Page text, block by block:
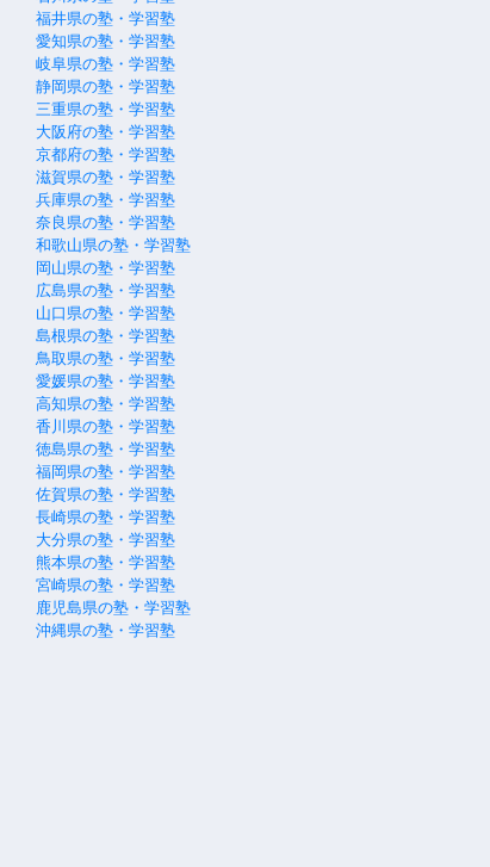
福井県の塾・学習塾
愛知県の塾・学習塾
岐阜県の塾・学習塾
静岡県の塾・学習塾
三重県の塾・学習塾
大阪府の塾・学習塾
京都府の塾・学習塾
滋賀県の塾・学習塾
兵庫県の塾・学習塾
奈良県の塾・学習塾
和歌山県の塾・学習塾
岡山県の塾・学習塾
広島県の塾・学習塾
山口県の塾・学習塾
島根県の塾・学習塾
鳥取県の塾・学習塾
愛媛県の塾・学習塾
高知県の塾・学習塾
香川県の塾・学習塾
徳島県の塾・学習塾
福岡県の塾・学習塾
佐賀県の塾・学習塾
長崎県の塾・学習塾
大分県の塾・学習塾
熊本県の塾・学習塾
宮崎県の塾・学習塾
鹿児島県の塾・学習塾
沖縄県の塾・学習塾